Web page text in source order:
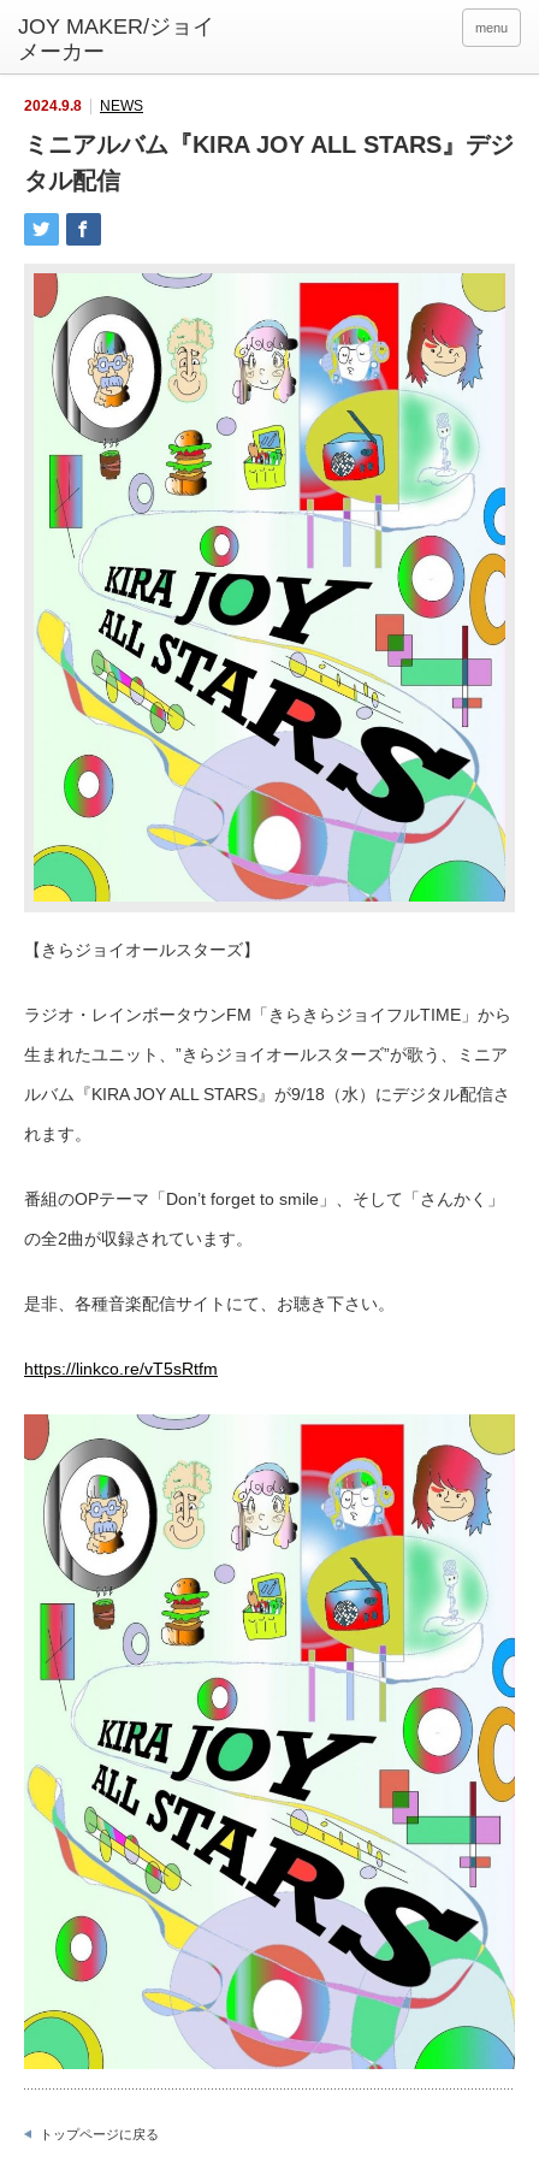
menu
2024.9.8 NEWS
ミニアルバム『KIRA JOY ALL STARS』デジ
タル配信
【きらジョイオールスターズ】
ラジオ・レインボータウンFM「きらきらジョイフルTIME」から
生まれたユニット、”きらジョイオールスターズ”が歌う、ミニア
ルバム『KIRA JOY ALL STARS』が9/18（水）にデジタル配信さ
れます。
番組のOPテーマ「Don’t forget to smile」、そして「さんかく」
の全2曲が収録されています。
是非、各種音楽配信サイトにて、お聴き下さい。
https://linkco.re/vT5sRtfm
トップページに戻る